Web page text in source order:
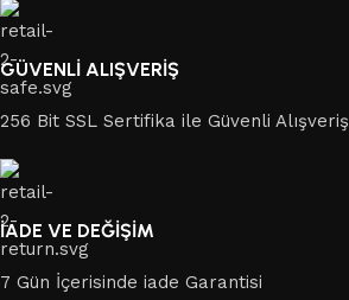
GÜVENLİ ALIŞVERİŞ
256 Bit SSL Sertifika ile Güvenli Alışveriş
İADE VE DEĞİŞİM
7 Gün İçerisinde iade Garantisi